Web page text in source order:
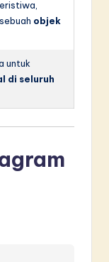
objek
untuk
di seluruh